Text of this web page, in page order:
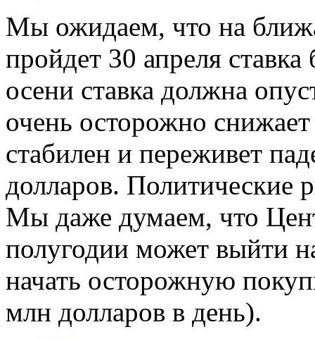
Мы ожидаем, что на
пройдет 30 апреля
осени ставка должна
очень осторожно снижает
стабилен и переживет
долларов. Политические
Мы даже думаем, что
полугодии может выйти
начать осторожную
млн долларов в день).